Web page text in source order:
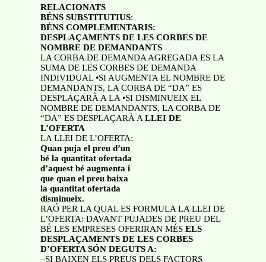
RELACIONATS
BÉNS SUBSTITUTIUS:
BÉNS COMPLEMENTARIS:
DESPLAÇAMENTS DE LES CORBES DE
NOMBRE DE DEMANDANTS
LA CORBA DE DEMANDA AGREGADA ES LA
SUMA DE LES CORBES DE DEMANDA
INDIVIDUAL •SI AUGMENTA EL NOMBRE DE
DEMANDANTS, LA CORBA DE “DA” ES
DESPLAÇARÀ A LA •SI DISMINUEIX EL
NOMBRE DE DEMANDANTS, LA CORBA DE
“DA” ES DESPLAÇARÀ ALLEI DE
L’OFERTA
LA LLEI DE L’OFERTA:
Quan puja el preu d’un
bé la quantitat ofertada
d’aquest bé augmenta i
que quan el preu baixa
la quantitat ofertada
disminueix.
RAÓ PER LA QUAL ES FORMULA LA LLEI DE
L’OFERTA: DAVANT PUJADES DE PREU DEL
BÉ LES EMPRESES OFERIRAN MÉS ELS
DESPLAÇAMENTS DE LES CORBES
D’OFERTA SÓN DEGUTS A:
–SI BAIXEN ELS PREUS DELS FACTORS